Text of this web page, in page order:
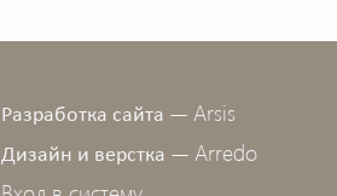
Разработка сайта — Arsis
Дизайн и верстка — Arredo